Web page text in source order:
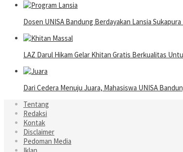
Dosen UNISA Bandung Berdayakan Lansia
LAZ Darul Hikam Gelar Khitan Gratis Berkualitas
Dari Cedera Menuju Juara, Mahasiswa UNISA
Tentang
Redaksi
Kontak
Disclaimer
Pedoman Media